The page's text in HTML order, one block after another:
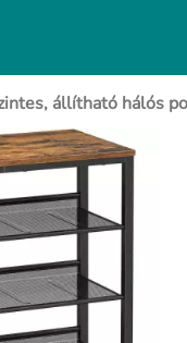
állítható hálós